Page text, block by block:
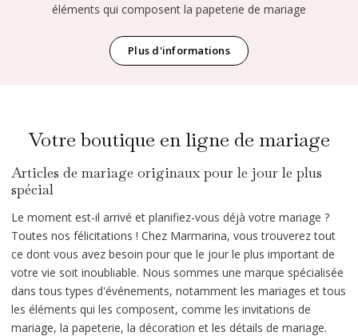
éléments qui composent la papeterie de mariage
Plus d'informations
Votre boutique en ligne de mariage
Articles de mariage originaux pour le jour le plus
spécial
Le moment est-il arrivé et planifiez-vous déjà votre mariage ?
Toutes nos félicitations ! Chez Marmarina, vous trouverez tout
ce dont vous avez besoin pour que le jour le plus important de
votre vie soit inoubliable. Nous sommes une marque spécialisée
dans tous types d'événements, notamment les mariages et tous
les éléments qui les composent, comme les invitations de
mariage, la papeterie, la décoration et les détails de mariage.